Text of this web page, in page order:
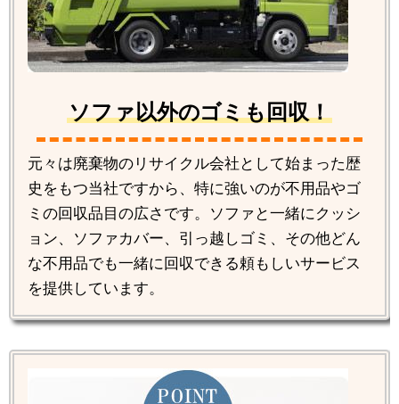
ソファ以外のゴミも回収！
元々は廃棄物のリサイクル会社として始まった歴
史をもつ当社ですから、特に強いのが不用品やゴ
ミの回収品目の広さです。ソファと一緒にクッシ
ョン、ソファカバー、引っ越しゴミ、その他どん
な不用品でも一緒に回収できる頼もしいサービス
を提供しています。